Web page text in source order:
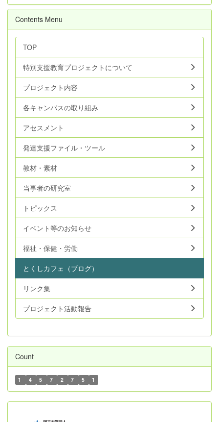
Contents Menu
TOP
特別支援教育プロジェクトについて
プロジェクト内容
各キャンパスの取り組み
アセスメント
発達支援ファイル・ツール
教材・素材
当事者の研究室
トピックス
イベント等のお知らせ
福祉・保健・労働
とくしカフェ（ブログ）
リンク集
プロジェクト活動報告
Count
1 4 5 7 2 7 5 1